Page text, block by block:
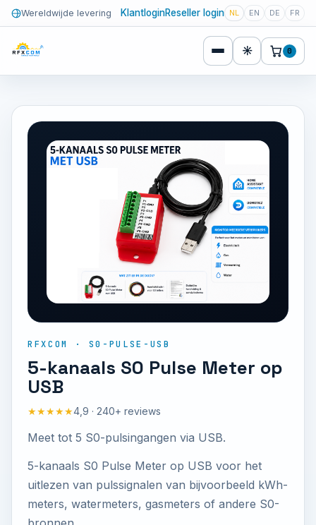
Wereldwijde levering KlantloginReseller login NL EN DE FR
☀ 0
RFXCOM · S0-PULSE-USB
5-kanaals S0 Pulse Meter op
USB
★★★★★4,9 · 240+ reviews
Meet tot 5 S0-pulsingangen via USB.
5-kanaals S0 Pulse Meter op USB voor het
uitlezen van pulssignalen van bijvoorbeeld kWh-
meters, watermeters, gasmeters of andere S0-